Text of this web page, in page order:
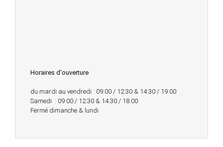
Horaires d'ouverture
du mardi au vendredi : 09:00 / 12:30 & 14:30 / 19:00
Samedi : 09:00 / 12:30 & 14:30 / 18:00
Fermé dimanche & lundi